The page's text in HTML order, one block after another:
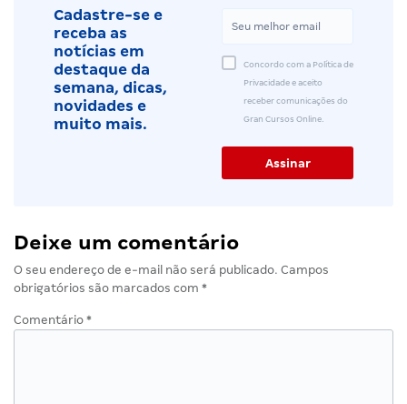
Cadastre-se e
receba as
notícias em
destaque da
semana, dicas,
novidades e
muito mais.
Concordo com a Política de
Privacidade e aceito
receber comunicações do
Gran Cursos Online.
Deixe um comentário
O seu endereço de e-mail não será publicado. Campos
obrigatórios são marcados com *
Comentário *